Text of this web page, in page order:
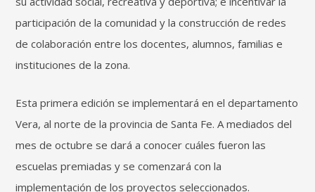
participación de la comunidad y la construcción de redes
de colaboración entre los docentes, alumnos, familias e
instituciones de la zona.
Esta primera edición se implementará en el departamento
Vera, al norte de la provincia de Santa Fe. A mediados del
mes de octubre se dará a conocer cuáles fueron las
escuelas premiadas y se comenzará con la
implementación de los proyectos seleccionados.